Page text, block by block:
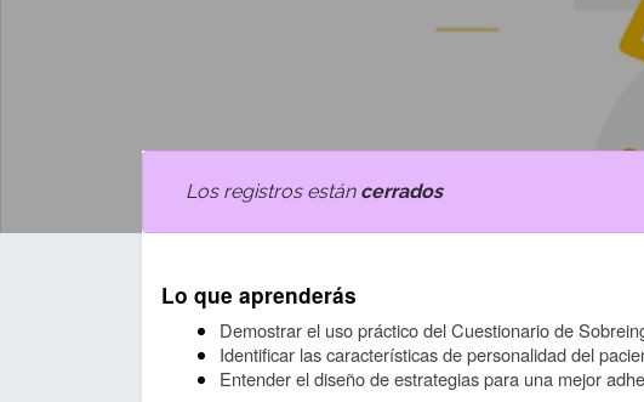
Los registros están cerrados
Lo que aprenderás
Demostrar el uso práctico del Cuestionario de
Identificar las características de personalidad del
Entender el diseño de estrategias para una mejor